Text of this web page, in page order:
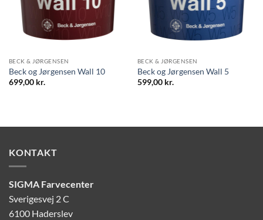
BECK & JØRGENSEN
Beck og Jørgensen Wall 10
699,00 kr.
BECK & JØRGENSEN
Beck og Jørgensen Wall 5
599,00 kr.
KONTAKT
SIGMA Farvecenter
Sverigesvej 2 C
6100 Haderslev